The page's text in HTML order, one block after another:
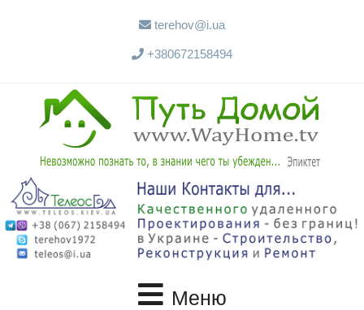
terehov@i.ua
+380672158494
Меню